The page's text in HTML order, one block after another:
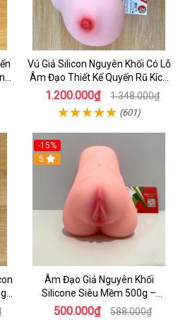
Vú Giả Silicon Nguyên Khối Có Lỗ
Âm Đạo Thiết Kế Quyến Rũ Kích
Thích Mạnh 2,4kg
1.200.000₫ 1.348.000₫
(601)
-15%
5
Âm Đạo Giả Nguyên Khối
Silicone Siêu Mềm 500g –
Sextoy Cho Nam Tự Sướng Cực
500.000₫ 588.000₫